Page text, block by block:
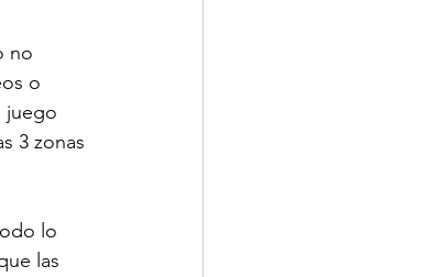
no
o
juego
3 zonas
lo
las